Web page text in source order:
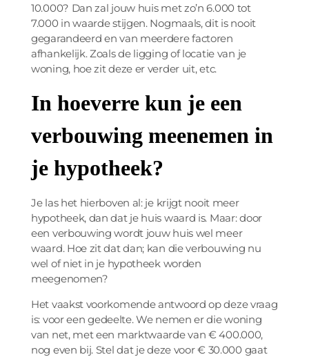
10.000? Dan zal jouw huis met zo’n 6.000 tot
7.000 in waarde stijgen. Nogmaals, dit is nooit
gegarandeerd en van meerdere factoren
afhankelijk. Zoals de ligging of locatie van je
woning, hoe zit deze er verder uit, etc.
In hoeverre kun je een
verbouwing meenemen in
je hypotheek?
Je las het hierboven al: je krijgt nooit meer
hypotheek, dan dat je huis waard is. Maar: door
een verbouwing wordt jouw huis wel meer
waard. Hoe zit dat dan; kan die verbouwing nu
wel of niet in je hypotheek worden
meegenomen?
Het vaakst voorkomende antwoord op deze vraag
is: voor een gedeelte. We nemen er die woning
van net, met een marktwaarde van € 400.000,
nog even bij. Stel dat je deze voor € 30.000 gaat